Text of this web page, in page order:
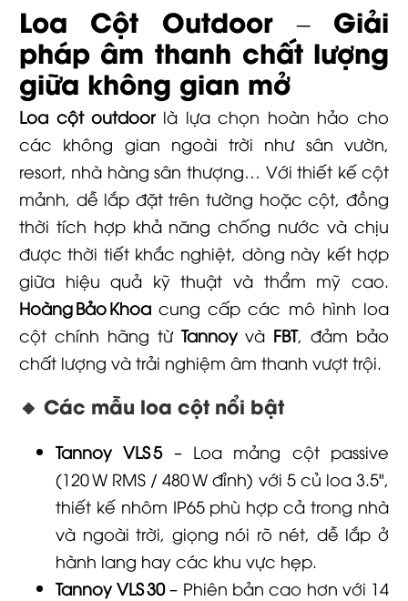
Loa Cột Outdoor – Giải
pháp âm thanh chất lượng
giữa không gian mở
Loa cột outdoorlà lựa chọn hoàn hảo cho
các không gian ngoài trời như sân vườn,
resort, nhà hàng sân thượng… Với thiết kế cột
mảnh, dễ lắp đặt trên tường hoặc cột, đồng
thời tích hợp khả năng chống nước và chịu
được thời tiết khắc nghiệt, dòng này kết hợp
giữa hiệu quả kỹ thuật và thẩm mỹ cao.
Hoàng Bảo Khoacung cấp các mô hình loa
cột chính hãng từ Tannoyvà FBT, đảm bảo
chất lượng và trải nghiệm âm thanh vượt trội.
🔸 Các mẫu loa cột nổi bật
Tannoy VLS 5– Loa mảng cột passive
(120 W RMS / 480 W đỉnh) với 5 củ loa 3.5",
thiết kế nhôm IP65 phù hợp cả trong nhà
và ngoài trời, giọng nói rõ nét, dễ lắp ở
hành lang hay các khu vực hẹp.
Tannoy VLS 30– Phiên bản cao hơn với 14